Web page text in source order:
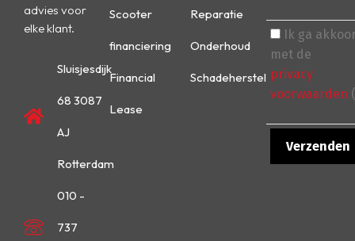
advies voor
elke klant.
Sluisjesdijk
68 3087
AJ
Rotterdam
010 -
737
Scooter
financiering
Financial
Lease
Reparatie
Onderhoud
Schadeherstel
Ik ga
met de
privacy
voorwaarden